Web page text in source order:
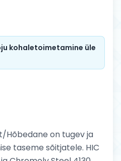
kohaletoimetamine üle
Hõbedane on tugev ja
taseme sõitjatele. HIC